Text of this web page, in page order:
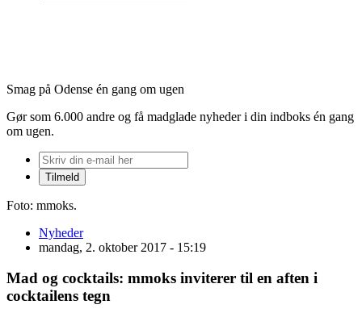
Smag på Odense én gang om ugen
Gør som 6.000 andre og få madglade nyheder i din indboks én gang
om ugen.
Foto: mmoks.
Nyheder
mandag, 2. oktober 2017 - 15:19
Mad og cocktails: mmoks inviterer til en aften i
cocktailens tegn